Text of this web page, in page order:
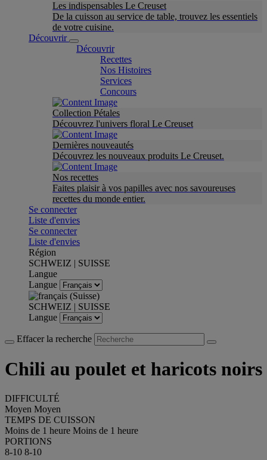
Les indispensables Le Creuset
De la cuisson au service de table, trouvez les essentiels
de votre cuisine.
Découvrir
Découvrir
Recettes
Nos Histoires
Services
Concours
Collection Pétales
Découvrez l'univers floral Le Creuset
Dernières nouveautés
Découvrez les nouveaux produits Le Creuset.
Nos recettes
Faites plaisir à vos papilles avec nos savoureuses
recettes du monde entier.
Se connecter
Liste d'envies
Se connecter
Liste d'envies
Région
SCHWEIZ | SUISSE
Langue
Langue
SCHWEIZ | SUISSE
Langue
Effacer la recherche
Chili au poulet et haricots noirs
DIFFICULTÉ
Moyen Moyen
TEMPS DE CUISSON
Moins de 1 heure Moins de 1 heure
PORTIONS
8-10 8-10